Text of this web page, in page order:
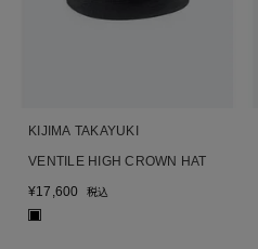
KIJIMA TAKAYUKI
VENTILE HIGH CROWN HAT
¥17,600 税込